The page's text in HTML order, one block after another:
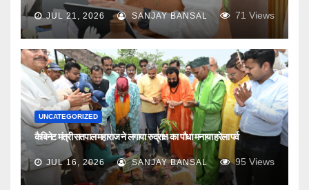
JUL 21, 2026 SANJAY BANSAL 71 Views
UNCATEGORIZED
कैबिनेट मंत्री सतपाल महाराज ने लगाया रुद्राक्ष का पौधा मनाया हरेला पर्व
JUL 16, 2026 SANJAY BANSAL 95 Views